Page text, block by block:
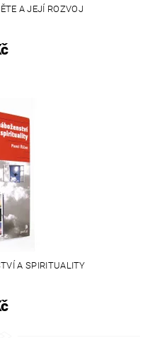
A JEJÍ ROZVOJ
A SPIRITUALITY